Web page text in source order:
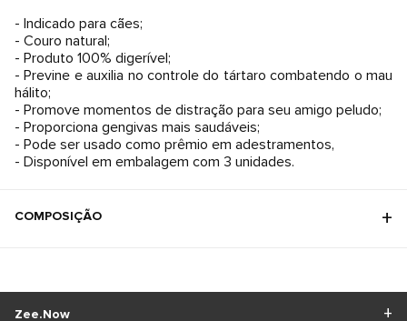
- Indicado para cães;
- Couro natural;
- Produto 100% digerível;
- Previne e auxilia no controle do tártaro combatendo o mau
hálito;
- Promove momentos de distração para seu amigo peludo;
- Proporciona gengivas mais saudáveis;
- Pode ser usado como prêmio em adestramentos,
- Disponível em embalagem com 3 unidades.
COMPOSIÇÃO
Zee.Now